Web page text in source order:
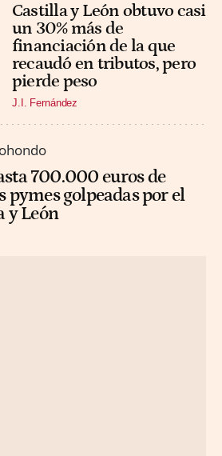
Castilla y León obtuvo casi
un 30% más de
financiación de la que
recaudó en tributos, pero
pierde peso
J.I. Fernández
700.000 euros de
pymes golpeadas por el
y León